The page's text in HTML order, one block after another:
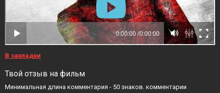
В закладки
Твой отзыв на фильм
Минимальная длина комментария - 50 знаков. комментарии